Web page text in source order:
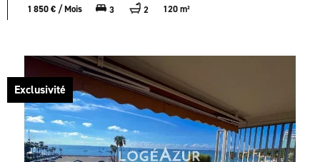
1 850 € / Mois 3 2 120 m²
Exclusivité